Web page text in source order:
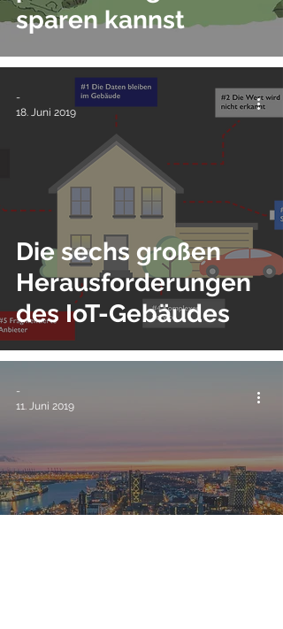
sparen kannst
Die sechs großen
Herausforderungen
des IoT-Gebäudes
-
18. Juni 2019
-
11. Juni 2019